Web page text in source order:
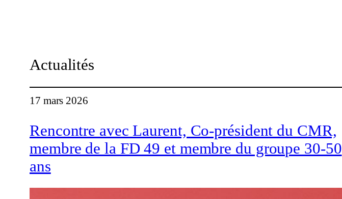
Actualités
17 mars 2026
Rencontre avec Laurent, Co-président du CMR,
membre de la FD 49 et membre du groupe 30-50
ans